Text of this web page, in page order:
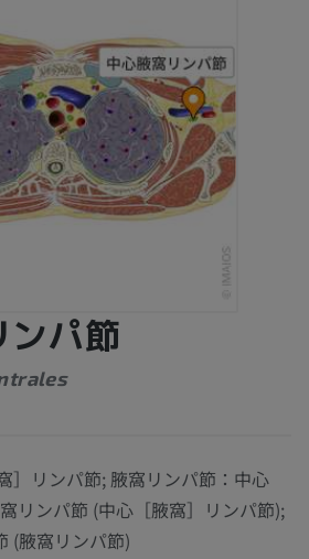
ンパ節
］リンパ節; 腋窩リンパ節：中心
リンパ節 (中心［腋窩］リンパ節);
(腋窩リンパ節)